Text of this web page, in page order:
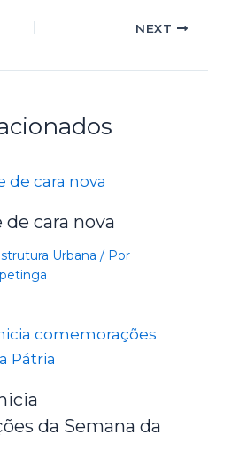
NEXT
cara nova
Urbana / Por
da Semana da